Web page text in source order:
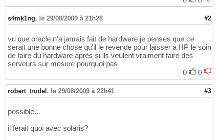
s4mk1ng, le 29/08/2009 à 21h28 #2
vu que oracle n'a jamais fait de hardware je penses que ce
serait une bonne chose qu'il le revende pour laisser à HP le soin
de faire du hardware après si ils veulent vraiment faire des
serveurs sur mesure pourquoi pas
0
0
robert_trudel , le 29/08/2009 à 22h41 #3
possible...
il ferait quoi avec solaris?